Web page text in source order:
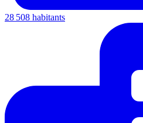
28 508 habitants